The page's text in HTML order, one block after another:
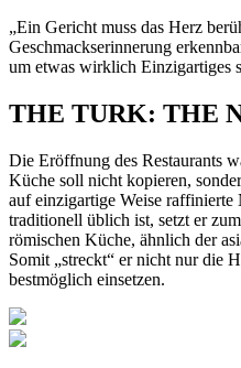
„Ein Gericht muss das Herz
Geschmackserinnerung
um etwas wirklich Einzigartiges
THE TURK: THE
Die Eröffnung des Restaurants
Küche soll nicht kopieren,
auf einzigartige Weise raffinierte
traditionell üblich ist, setzt er
römischen Küche, ähnlich der
Somit „streckt“ er nicht nur die
bestmöglich einsetzen.